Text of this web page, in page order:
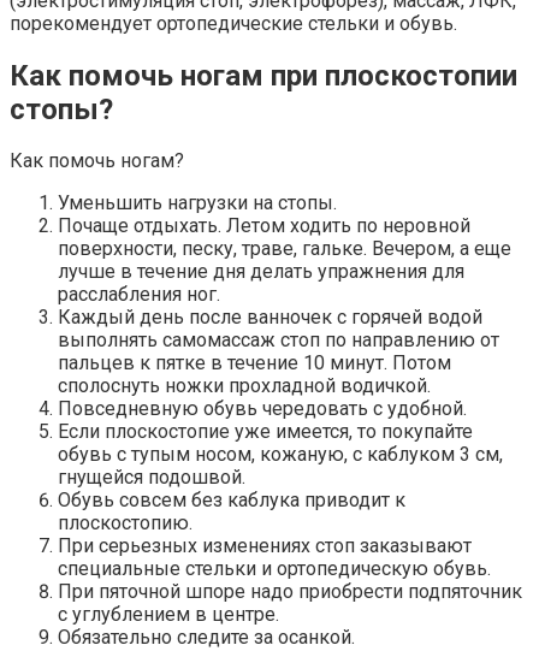
порекомендует ортопедические стельки и обувь.
Как помочь ногам при плоскостопии
стопы?
Как помочь ногам?
Уменьшить нагрузки на стопы.
Почаще отдыхать. Летом ходить по неровной
поверхности, песку, траве, гальке. Вечером, а еще
лучше в течение дня делать упражнения для
расслабления ног.
Каждый день после ванночек с горячей водой
выполнять самомассаж стоп по направлению от
пальцев к пятке в течение 10 минут. Потом
сполоснуть ножки прохладной водичкой.
Повседневную обувь чередовать с удобной.
Если плоскостопие уже имеется, то покупайте
обувь с тупым носом, кожаную, с каблуком 3 см,
гнущейся подошвой.
Обувь совсем без каблука приводит к
плоскостопию.
При серьезных изменениях стоп заказывают
специальные стельки и ортопедическую обувь.
При пяточной шпоре надо приобрести подпяточник
с углублением в центре.
Обязательно следите за осанкой.